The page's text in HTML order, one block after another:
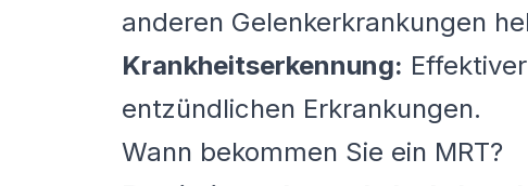
anderen Gelenkerkrankungen
Krankheitserkennung:
entzündlichen Erkrankungen.
Wann bekommen Sie ein MRT?